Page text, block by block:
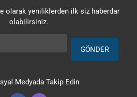
olarak yeniliklerden ilk siz haberdar
olabilirsiniz.
GÖNDER
Medyada Takip Edin